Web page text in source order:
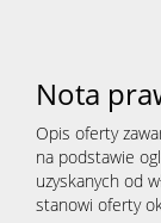
Nota
Opis oferty
na podstawie
uzyskanych od
stanowi oferty